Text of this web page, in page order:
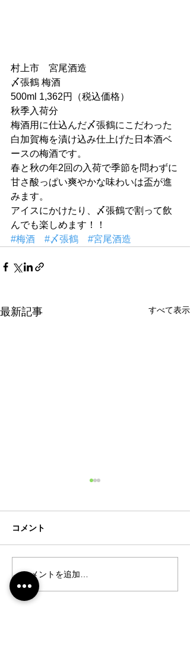
村上市　宮尾酒造
〆張鶴 梅酒
500ml 1,362円（税込価格）
秋季入荷分
梅酒用に仕込んだ〆張鶴にこだわった
白加賀梅を漬け込み仕上げた日本酒ベ
ースの梅酒です。
春と秋の年2回の入荷で季節を問わずに
甘さ酸っぱい爽やかな味わいは盃が進
みます。
アイスにかけたり、〆張鶴で割って飲
んでも楽しめます！！
#梅酒
#〆張鶴 #宮尾酒造
最新記事 すべて表示
202６-３月号【まるしげ
通信 NO.９０】
コメント
コメントを追加…